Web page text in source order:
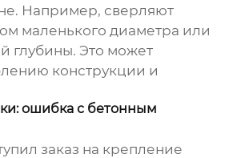
Например, сверляют
маленького диаметра или
глубины. Это может
конструкции и
ошибка с бетонным
заказ на крепление